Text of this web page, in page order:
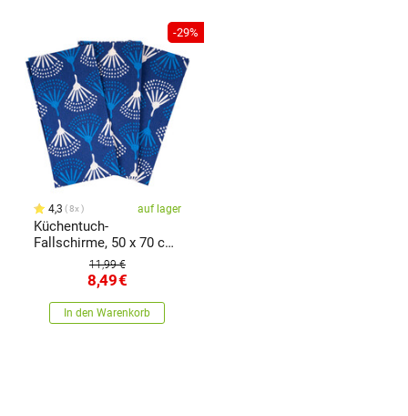
-29%
4,3 8x auf lager
Küchentuch-
Fallschirme, 50 x 70 cm,
11,99 €
8,49€
In den Warenkorb